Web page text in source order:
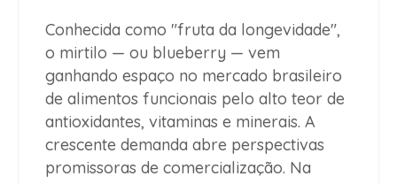
Conhecida como "fruta da longevidade",
o mirtilo — ou blueberry — vem
ganhando espaço no mercado brasileiro
de alimentos funcionais pelo alto teor de
antioxidantes, vitaminas e minerais. A
crescente demanda abre perspectivas
promissoras de comercialização. Na